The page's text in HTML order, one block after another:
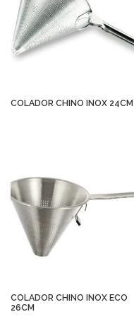
COLADOR CHINO INOX 24CM
COLADOR CHINO INOX ECO
26CM